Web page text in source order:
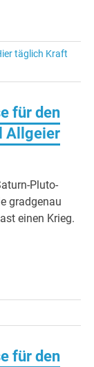
täglich Kraft
für den
Allgeier
Pluto-
gradgenau
einen Krieg.
für den